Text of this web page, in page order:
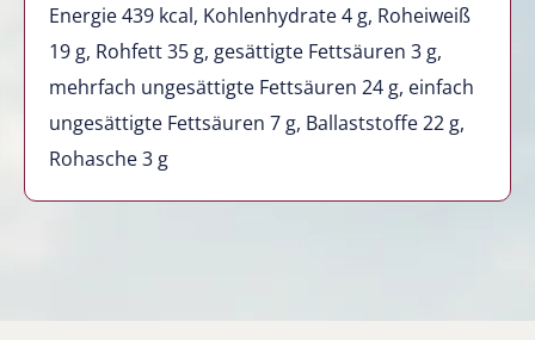
Energie 439 kcal, Kohlenhydrate 4 g, Roheiweiß
19 g, Rohfett 35 g, gesättigte Fettsäuren 3 g,
mehrfach ungesättigte Fettsäuren 24 g, einfach
ungesättigte Fettsäuren 7 g, Ballaststoffe 22 g,
Rohasche 3 g